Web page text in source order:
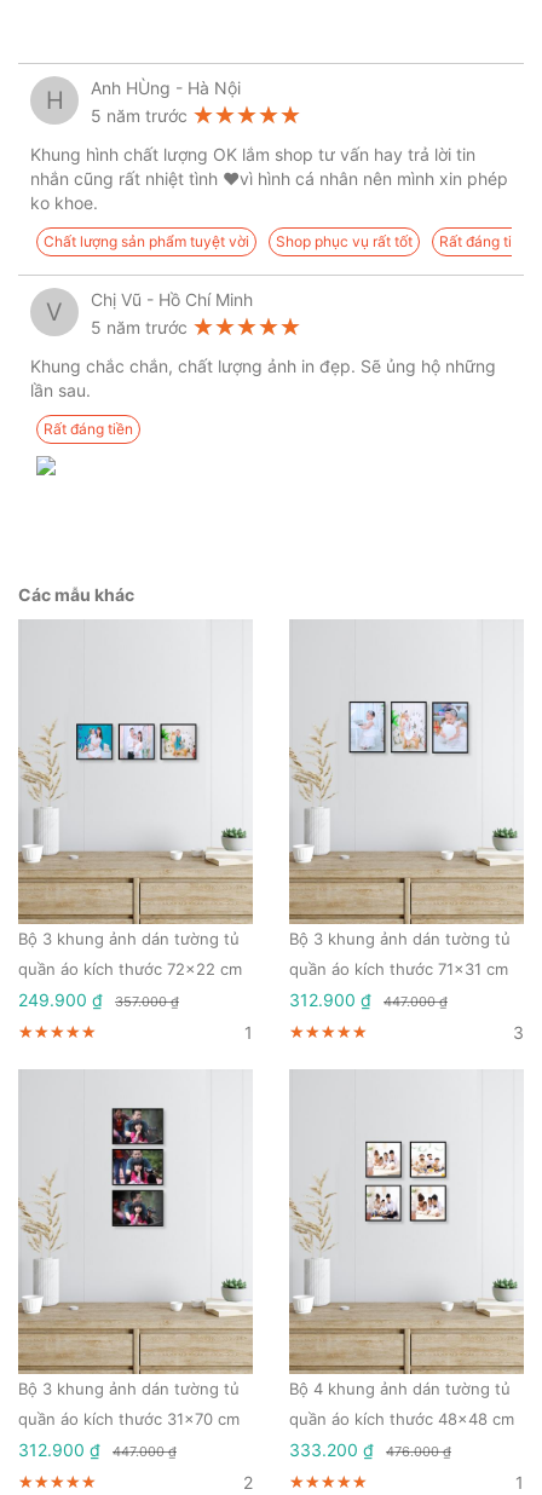
H
Anh HÙng - Hà Nội
5 năm trước ★★★★★
★★★★★
★★★★★
Khung hình chất lượng OK lắm shop tư vấn hay trả lời tin
nhắn cũng rất nhiệt tình ❤️vì hình cá nhân nên mình xin phép
ko khoe.
Chất lượng sản phẩm tuyệt vời Shop phục vụ rất tốt Rất đáng tiền
V
Chị Vũ - Hồ Chí Minh
5 năm trước ★★★★★
★★★★★
★★★★★
Khung chắc chắn, chất lượng ảnh in đẹp. Sẽ ủng hộ những
lần sau.
Rất đáng tiền
Các mẫu khác
Bộ 3 khung ảnh dán tường tủ
quần áo kích thước 72x22 cm
249.900 ₫
357.000 ₫
★★★★★
★★★★★
★★★★★ 1
Bộ 3 khung ảnh dán tường tủ
quần áo kích thước 71x31 cm
312.900 ₫
447.000 ₫
★★★★★
★★★★★
★★★★★ 3
Bộ 3 khung ảnh dán tường tủ
quần áo kích thước 31x70 cm
312.900 ₫
447.000 ₫
★★★★★
★★★★★
★★★★★ 2
Bộ 4 khung ảnh dán tường tủ
quần áo kích thước 48x48 cm
333.200 ₫
476.000 ₫
★★★★★
★★★★★
★★★★★ 1